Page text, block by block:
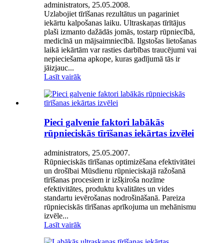
administrators, 25.05.2008.
Uzlabojiet tīrīšanas rezultātus un pagariniet
iekārtu kalpošanas laiku. Ultraskaņas tīrītājus
plaši izmanto dažādās jomās, tostarp rūpniecībā,
medicīnā un mājsaimniecībā. Ilgstošas lietošanas
laikā iekārtām var rasties darbības traucējumi vai
nepieciešama apkope, kuras gadījumā tās ir
jāizjauc...
Lasīt vairāk
Pieci galvenie faktori labākās
rūpnieciskās tīrīšanas iekārtas izvēlei
administrators, 25.05.2007.
Rūpnieciskās tīrīšanas optimizēšana efektivitātei
un drošībai Mūsdienu rūpnieciskajā ražošanā
tīrīšanas procesiem ir izšķiroša nozīme
efektivitātes, produktu kvalitātes un vides
standartu ievērošanas nodrošināšanā. Pareiza
rūpnieciskās tīrīšanas aprīkojuma un mehānismu
izvēle...
Lasīt vairāk